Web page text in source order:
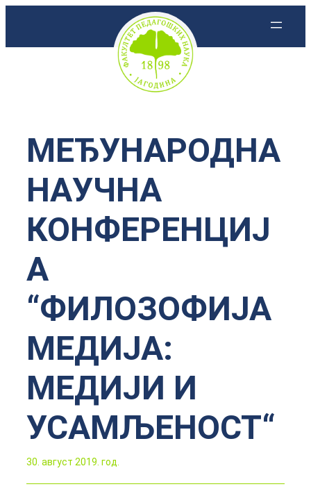
МЕЂУНАРОДНА
НАУЧНА
КОНФЕРЕНЦИЈ
А
“ФИЛОЗОФИЈА
МЕДИЈА:
МЕДИЈИ И
УСАМЉЕНОСТ“
30. август 2019. год.